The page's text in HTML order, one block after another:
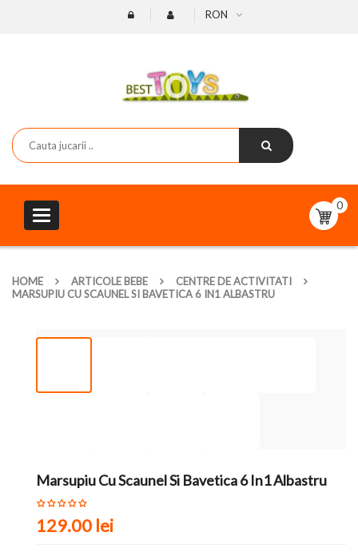
RON
Toggle
navigation
0
HOME ARTICOLE BEBE
CENTRE DE ACTIVITATI
MARSUPIU CU SCAUNEL SI BAVETICA 6 IN1 ALBASTRU
Marsupiu Cu Scaunel Si Bavetica 6 In1 Albastru
129.00 lei